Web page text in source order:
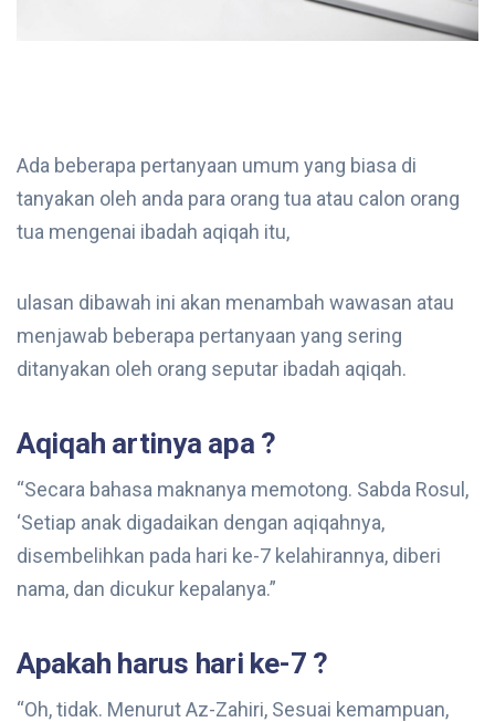
Ada beberapa pertanyaan umum yang biasa di
tanyakan oleh anda para orang tua atau calon orang
tua mengenai ibadah aqiqah itu,
ulasan dibawah ini akan menambah wawasan atau
menjawab beberapa pertanyaan yang sering
ditanyakan oleh orang seputar ibadah aqiqah.
Aqiqah artinya apa ?
“Secara bahasa maknanya memotong. Sabda Rosul,
‘Setiap anak digadaikan dengan aqiqahnya,
disembelihkan pada hari ke-7 kelahirannya, diberi
nama, dan dicukur kepalanya.”
Apakah harus hari ke-7 ?
“Oh, tidak. Menurut Az-Zahiri, Sesuai kemampuan,